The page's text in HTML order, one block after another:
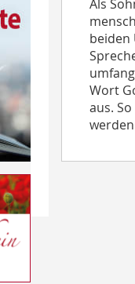
Als
beiden
Wort
aus.
werden